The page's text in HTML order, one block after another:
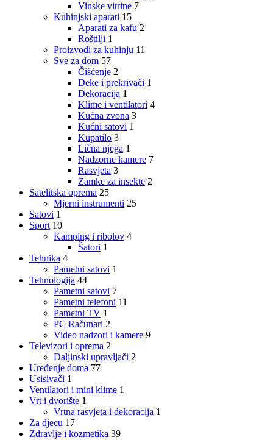
Vinske vitrine 7
Kuhinjski aparati 15
Aparati za kafu 2
Roštilji 1
Proizvodi za kuhinju 11
Sve za dom 57
Čišćenje 2
Deke i prekrivači 1
Dekoracija 1
Klime i ventilatori 4
Kućna zvona 3
Kućni satovi 1
Kupatilo 3
Lična njega 1
Nadzorne kamere 7
Rasvjeta 3
Zamke za insekte 2
Satelitska oprema 25
Mjerni instrumenti 25
Satovi 1
Sport 10
Kamping i ribolov 4
Šatori 1
Tehnika 4
Pametni satovi 1
Tehnologija 44
Pametni satovi 7
Pametni telefoni 11
Pametni TV 1
PC Računari 2
Video nadzori i kamere 9
Televizori i oprema 2
Daljinski upravljači 2
Uređenje doma 77
Usisivači 1
Ventilatori i mini klime 1
Vrt i dvorište 1
Vrtna rasvjeta i dekoracija 1
Za djecu 17
Zdravlje i kozmetika 39